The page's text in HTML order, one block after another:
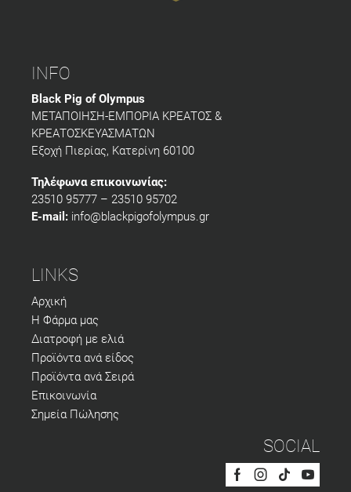
INFO
Black Pig of Olympus
ΜΕΤΑΠΟΙΗΣΗ-ΕΜΠΟΡΙΑ ΚΡΕΑΤΟΣ &
ΚΡΕΑΤΟΣΚΕΥΑΣΜΑΤΩΝ
Εξοχή Πιερίας, Κατερίνη 60100
Τηλέφωνα επικοινωνίας:
23510 95777 – 23510 95702
E-mail: info@blackpigofolympus.gr
LINKS
Αρχική
Η Φάρμα μας
Διατροφή με ελιά
Προϊόντα ανά είδος
Προϊόντα ανά Σειρά
Επικοινωνία
Σημεία Πώλησης
SOCIAL
Facebook
Instagram
Tik-